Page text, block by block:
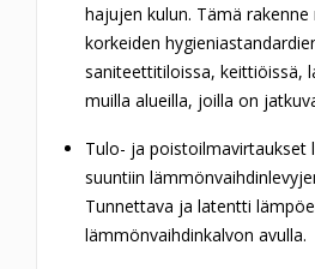
hajujen kulun. Tämä
korkeiden
saniteettitiloissa, keittiöissä,
muilla alueilla, joilla on
Tulo- ja poistoilmavirtaukset
suuntiin
Tunnettava ja latentti
lämmönvaihdinkalvon avulla.